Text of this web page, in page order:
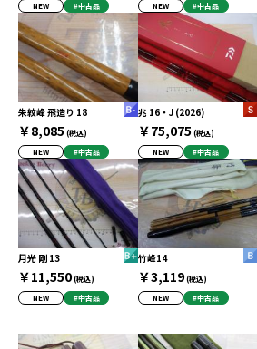
NEW
#中古品
NEW
#中古品
朱紋峰 飛造り 18
￥8,085 (税込)
NEW
#中古品
兆 16・J (2026)
￥75,075 (税込)
NEW
#中古品
月光 剛 13
￥11,550(税込)
NEW
#中古品
竹峰14
￥3,119(税込)
NEW
#中古品